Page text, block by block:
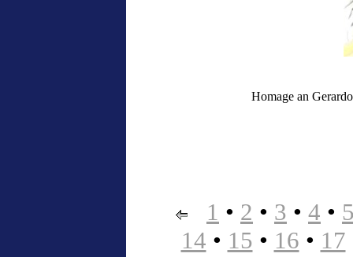
Homage an
1 • 2 • 3 • 4 •
14 • 15 • 16 • 17